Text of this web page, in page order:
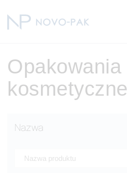
Opakowania
kosmetyczne
Nazwa